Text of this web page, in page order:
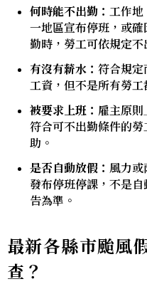
何時能不出勤： 工作地
一地區宣布停班，或
勤時，勞工可依規定不
有沒有薪水： 符合規定
工資，但不是所有勞工
被要求上班： 雇主原
符合可不出勤條件的
助。
是否自動放假： 風力或
發布停班停課，不是
告為準。
最新各縣市颱風
查？